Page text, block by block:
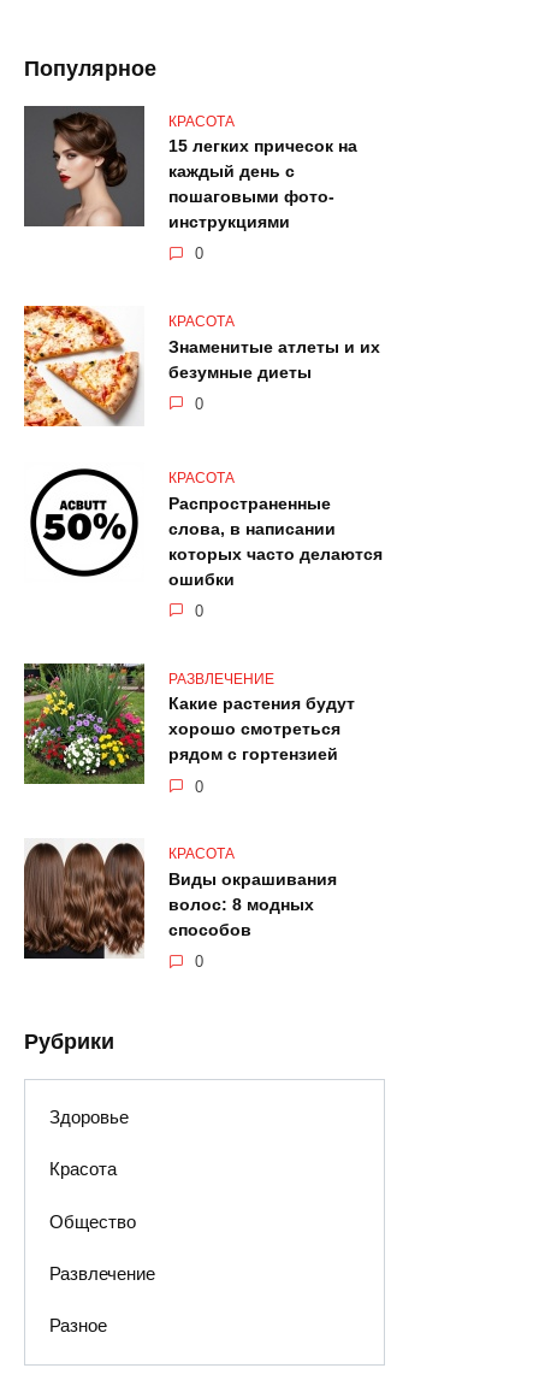
Популярное
КРАСОТА
15 легких причесок на
каждый день с
пошаговыми фото-
инструкциями
0
КРАСОТА
Знаменитые атлеты и их
безумные диеты
0
КРАСОТА
Распространенные
слова, в написании
которых часто делаются
ошибки
0
РАЗВЛЕЧЕНИЕ
Какие растения будут
хорошо смотреться
рядом с гортензией
0
КРАСОТА
Виды окрашивания
волос: 8 модных
способов
0
Рубрики
Здоровье
Красота
Общество
Развлечение
Разное